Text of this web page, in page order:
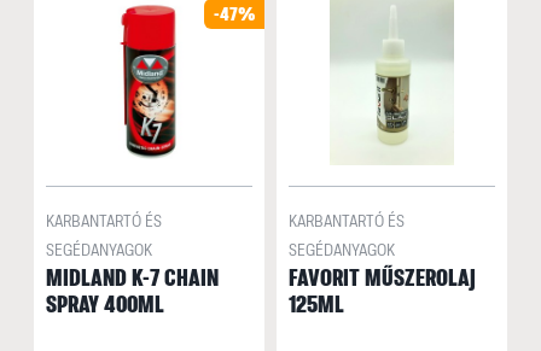
-47%
KARBANTARTÓ ÉS
SEGÉDANYAGOK
MIDLAND K-7 CHAIN
SPRAY 400ML
KARBANTARTÓ ÉS
SEGÉDANYAGOK
FAVORIT MŰSZEROLAJ
125ML